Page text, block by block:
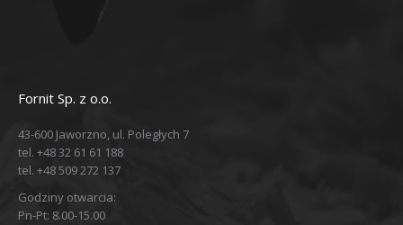
Fornit Sp. z o.o.
43-600 Jaworzno, ul. Poległych 7
tel. +48 32 61 61 188
tel. +48 509 272 137
Godziny otwarcia:
Pn-Pt: 8.00-15.00